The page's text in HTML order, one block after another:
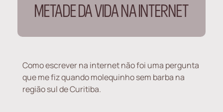
METADE DA VIDA NA INTERNET
Como escrever na internet não foi uma pergunta
que me fiz quando molequinho sem barba na
região sul de Curitiba.